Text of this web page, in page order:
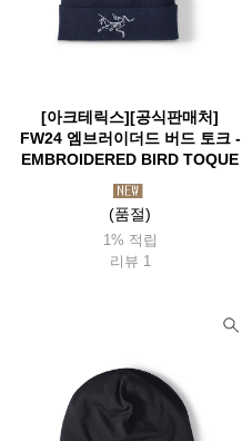
[아크테릭스][공식판매처]
FW24 엠브러이더드 버드 토크 -
EMBROIDERED BIRD TOQUE
(품절)
1% 적립
리뷰 1